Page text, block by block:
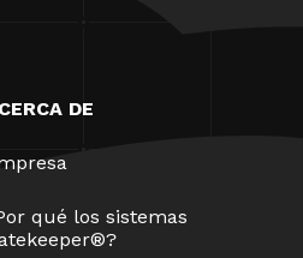
DE
qué los sistemas